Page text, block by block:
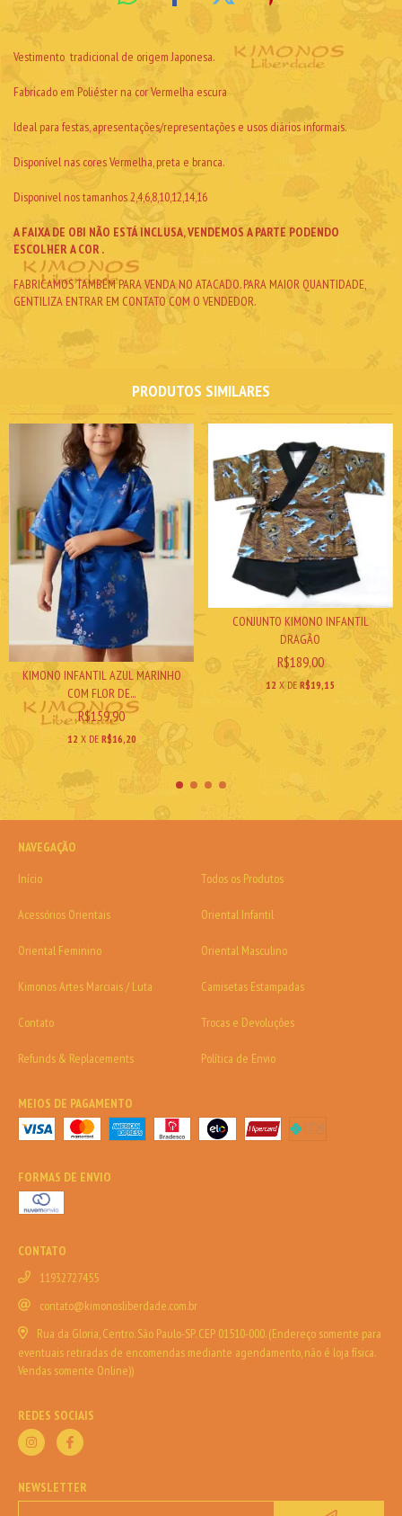
Vestimento tradicional de origem Japonesa.
Fabricado em Poliéster na cor Vermelha escura
Ideal para festas, apresentações/representações e usos diários informais.
Disponível nas cores Vermelha, preta e branca.
Disponivel nos tamanhos 2,4,6,8,10,12,14,16
A FAIXA DE OBI NÃO ESTÁ INCLUSA, VENDEMOS A PARTE PODENDO
ESCOLHER A COR .
FABRICAMOS TAMBÉM PARA VENDA NO ATACADO. PARA MAIOR QUANTIDADE,
GENTILIZA ENTRAR EM CONTATO COM O VENDEDOR.
PRODUTOS SIMILARES
KIMONO INFANTIL AZUL MARINHO
COM FLOR DE...
R$159,90
12 X DE R$16,20
CONJUNTO KIMONO INFANTIL
DRAGÃO
R$189,00
12 X DER$19,15
NAVEGAÇÃO
Início
Todos os Produtos
Acessórios Orientais Oriental Infantil
Oriental Feminino Oriental Masculino
Kimonos Artes Marciais / Luta Camisetas Estampadas
Contato Trocas e Devoluções
Refunds & Replacements Política de Envio
MEIOS DE PAGAMENTO
FORMAS DE ENVIO
CONTATO
11932727455
contato@kimonosliberdade.com.br
Rua da Gloria, Centro. São Paulo-SP. CEP 01510-000. (Endereço somente para
eventuais retiradas de encomendas mediante agendamento, não é loja física.
Vendas somente Online))
REDES SOCIAIS
NEWSLETTER